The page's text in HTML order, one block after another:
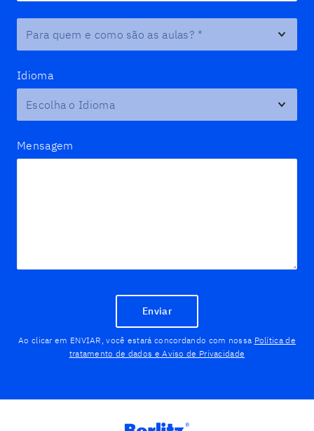
Idioma
Mensagem
Enviar
Ao clicar em ENVIAR, você estará concordando com nossa Política de
tratamento de dados e Aviso de Privacidade